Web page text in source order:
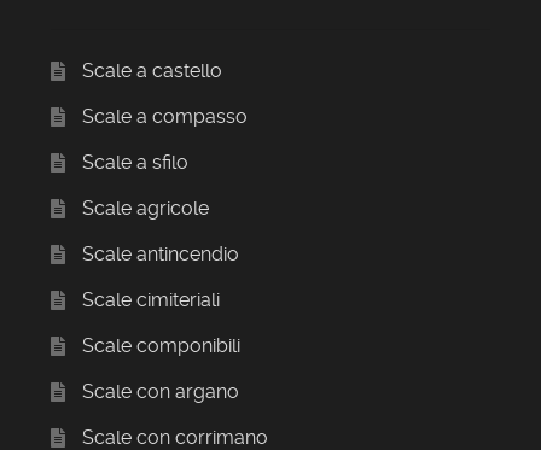
Scale a castello
Scale a compasso
Scale a sfilo
Scale agricole
Scale antincendio
Scale cimiteriali
Scale componibili
Scale con argano
Scale con corrimano